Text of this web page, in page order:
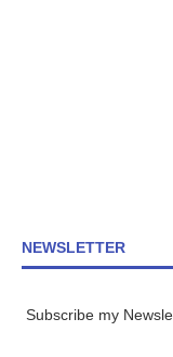
NEWSLETTER
Subscribe my